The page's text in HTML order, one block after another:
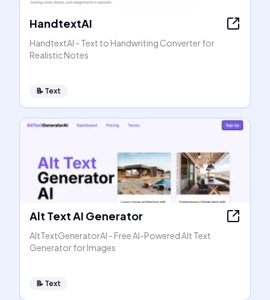
HandtextAI
HandtextAI - Text to Handwriting Converter for
Realistic Notes
📝 Text
Alt Text AI Generator
AltTextGeneratorAI - Free AI-Powered Alt Text
Generator for Images
📝 Text